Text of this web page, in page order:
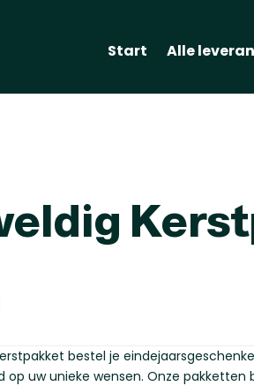
Start Alle
bestel je
op uw unieke wensen. Onze